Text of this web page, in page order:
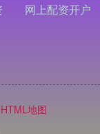
网上配资开户
HTML地图